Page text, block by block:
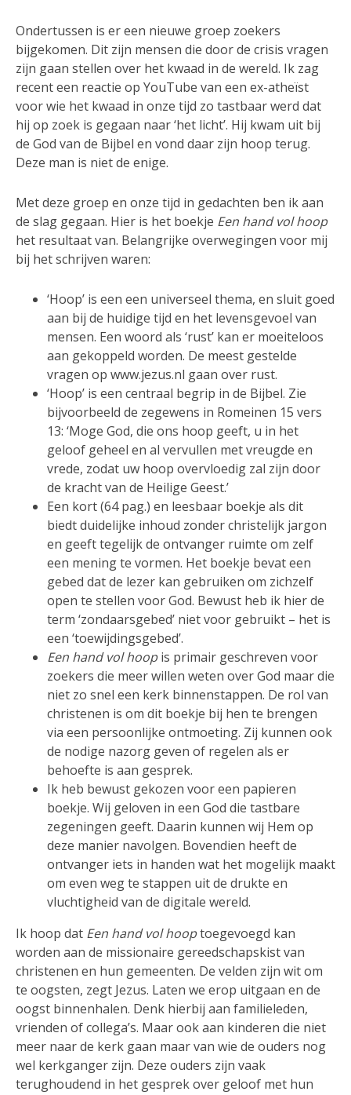
Ondertussen is er een nieuwe groep zoekers
bijgekomen. Dit zijn mensen die door de crisis vragen
zijn gaan stellen over het kwaad in de wereld. Ik zag
recent een reactie op YouTube van een ex-atheïst
voor wie het kwaad in onze tijd zo tastbaar werd dat
hij op zoek is gegaan naar ‘het licht’. Hij kwam uit bij
de God van de Bijbel en vond daar zijn hoop terug.
Deze man is niet de enige.
Met deze groep en onze tijd in gedachten ben ik aan
de slag gegaan. Hier is het boekje Een hand vol hoop
het resultaat van. Belangrijke overwegingen voor mij
bij het schrijven waren:
‘Hoop’ is een een universeel thema, en sluit goed
aan bij de huidige tijd en het levensgevoel van
mensen. Een woord als ‘rust’ kan er moeiteloos
aan gekoppeld worden. De meest gestelde
vragen op www.jezus.nl gaan over rust.
‘Hoop’ is een centraal begrip in de Bijbel. Zie
bijvoorbeeld de zegewens in Romeinen 15 vers
13: ‘Moge God, die ons hoop geeft, u in het
geloof geheel en al vervullen met vreugde en
vrede, zodat uw hoop overvloedig zal zijn door
de kracht van de Heilige Geest.’
Een kort (64 pag.) en leesbaar boekje als dit
biedt duidelijke inhoud zonder christelijk jargon
en geeft tegelijk de ontvanger ruimte om zelf
een mening te vormen. Het boekje bevat een
gebed dat de lezer kan gebruiken om zichzelf
open te stellen voor God. Bewust heb ik hier de
term ‘zondaarsgebed’ niet voor gebruikt – het is
een ‘toewijdingsgebed’.
Een hand vol hoopis primair geschreven voor
zoekers die meer willen weten over God maar die
niet zo snel een kerk binnenstappen. De rol van
christenen is om dit boekje bij hen te brengen
via een persoonlijke ontmoeting. Zij kunnen ook
de nodige nazorg geven of regelen als er
behoefte is aan gesprek.
Ik heb bewust gekozen voor een papieren
boekje. Wij geloven in een God die tastbare
zegeningen geeft. Daarin kunnen wij Hem op
deze manier navolgen. Bovendien heeft de
ontvanger iets in handen wat het mogelijk maakt
om even weg te stappen uit de drukte en
vluchtigheid van de digitale wereld.
Ik hoop dat Een hand vol hooptoegevoegd kan
worden aan de missionaire gereedschapskist van
christenen en hun gemeenten. De velden zijn wit om
te oogsten, zegt Jezus. Laten we erop uitgaan en de
oogst binnenhalen. Denk hierbij aan familieleden,
vrienden of collega’s. Maar ook aan kinderen die niet
meer naar de kerk gaan maar van wie de ouders nog
wel kerkganger zijn. Deze ouders zijn vaak
terughoudend in het gesprek over geloof met hun